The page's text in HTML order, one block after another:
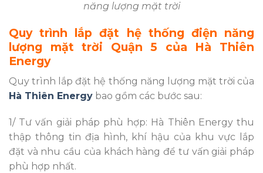
năng lượng mặt trời
Quy trình lắp đặt hệ thống điện năng
lượng mặt trời Quận 5 của Hà Thiên
Energy
Quy trình lắp đặt hệ thống năng lượng mặt trời của
Hà Thiên Energy bao gồm các bước sau:
1/ Tư vấn giải pháp phù hợp: Hà Thiên Energy thu
thập thông tin địa hình, khí hậu của khu vực lắp
đặt và nhu cầu của khách hàng để tư vấn giải pháp
phù hợp nhất.